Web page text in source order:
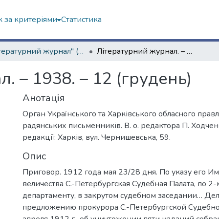
критеріями Статистика
"Літературний журнал" (1936–1941 рр.) Літературний журнал. – 1938. – 12 (грудень)
– 1938. – 12 (грудень)
Анотація
Орган Українського та Харківського обласного
радянських письменників. В. о. редактора П.
редакції: Харків, вул. Чернишевська, 59.
Опис
Приговор. 1912 года мая 23/28 дня. По указу его
величества С.-Петербургская Судебная Палата, по
департаменту, в закрутом судебном заседании…
предложению прокурора С.-Петербургской